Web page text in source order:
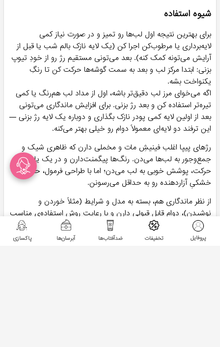
شیوه استفاده
برای بهترین نتیجه اول لب‌ها رو تمیز و در صورت نیاز کمی
لایه‌برداری یا مرطوب‌کن اجرا کن (یک لایه نازک بالم شب یا قبل از
آرایش می‌تونه کمک کنه). بعد می‌تونی مستقیم رژ رو از خودِ تیوپ
بزنی: ابتدا مرکز لب و بعد به سمت گوشه‌ها حرکت کن تا رنگِ
یکنواخت بشه.
اگه می‌خوای مرز لب دقیق‌تر باشه، اول از مداد لب هم‌رنگ یا کمی
تیره‌تر استفاده کن و بعد رژ بزنی. برای افزایش ماندگاری می‌تونی
بعد از اولین لایه کمی پودر نازک بگذاری و دوباره یک لایه رژ بزنی —
این ترفند دو لایه‌ای معمولاً دوام رو خیلی بهتر می‌کنه.
رژهای پیپا اغلب فینیشِ مات و مخملی دارن که ظاهری شیک و
جمع‌وجور به لب‌ها می‌دن. رنگ‌ها پیگمنت‌دارن و در یک یا دو
حرکت، پوشش خوبی به لب می‌دن؛ اما با طراحی فرمول، حس
خشکیِ آزاردهنده رو به حداقل می‌رسونن.
از نظر ماندگاری هم، بسته به مدل و شرایط (مثلاً خوردن و
نوشیدن)، دوامِ قابل قبولی دارن و با رعایت روش استفاده‌ی مناسب
می‌تونی ساعت‌ها از رنگِ ثابت لذت ببری. بسته‌بندی شکیل و
انتخاب رنگ‌های متنوع هم از دیگر نقاط قوت هستن.
پروفایل تخفیفات ضدآفتاب‌ها آبرسان‌ها پاکسازی